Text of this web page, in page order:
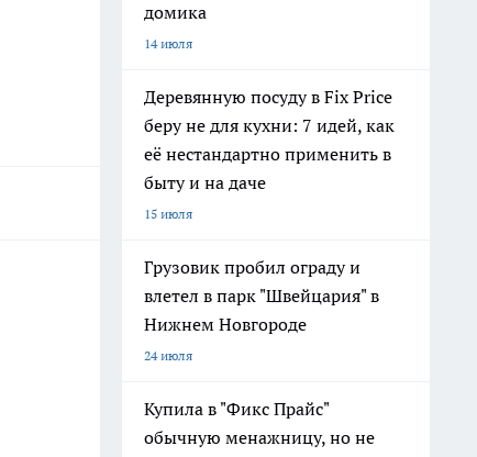
домика
14 июля
Деревянную посуду в Fix Price
беру не для кухни: 7 идей, как
её нестандартно применить в
быту и на даче
15 июля
Грузовик пробил ограду и
влетел в парк "Швейцария" в
Нижнем Новгороде
24 июля
Купила в "Фикс Прайс"
обычную менажницу, но не